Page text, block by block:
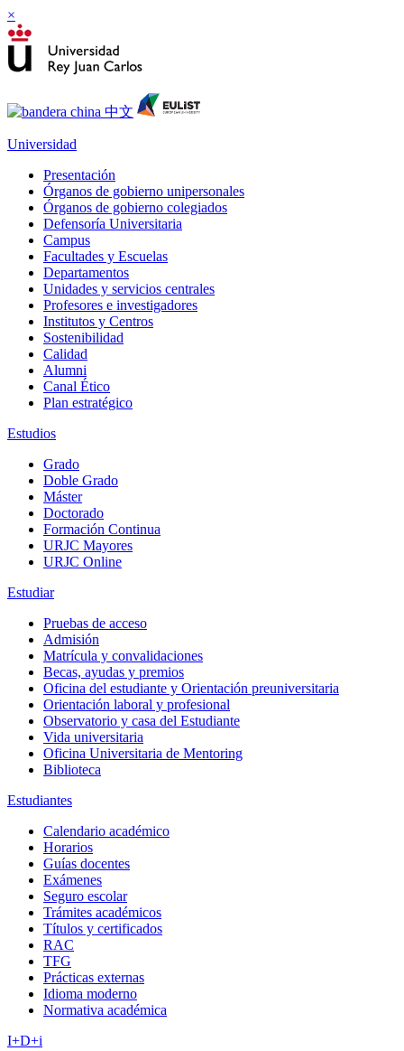
×
Universidad
Presentación
Órganos de gobierno unipersonales
Órganos de gobierno colegiados
Defensoría Universitaria
Campus
Facultades y Escuelas
Departamentos
Unidades y servicios centrales
Profesores e investigadores
Institutos y Centros
Sostenibilidad
Calidad
Alumni
Canal Ético
Plan estratégico
Estudios
Grado
Doble Grado
Máster
Doctorado
Formación Continua
URJC Mayores
URJC Online
Estudiar
Pruebas de acceso
Admisión
Matrícula y convalidaciones
Becas, ayudas y premios
Oficina del estudiante y Orientación preuniversitaria
Orientación laboral y profesional
Observatorio y casa del Estudiante
Vida universitaria
Oficina Universitaria de Mentoring
Biblioteca
Estudiantes
Calendario académico
Horarios
Guías docentes
Exámenes
Seguro escolar
Trámites académicos
Títulos y certificados
RAC
TFG
Prácticas externas
Idioma moderno
Normativa académica
I+D+i